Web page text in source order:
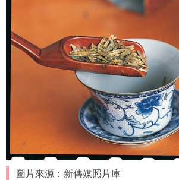
圖片來源：新傳媒照片庫